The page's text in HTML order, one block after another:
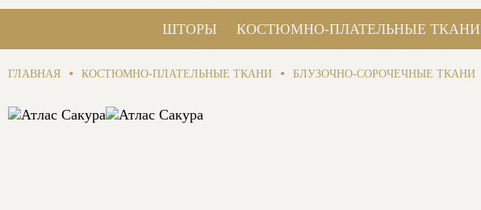
ШТОРЫ КОСТЮМНО-ПЛАТЕЛЬНЫЕ ТКАНИ
ГЛАВНАЯ • КОСТЮМНО-ПЛАТЕЛЬНЫЕ ТКАНИ • БЛУЗОЧНО-СОРОЧЕЧНЫЕ ТКАНИ